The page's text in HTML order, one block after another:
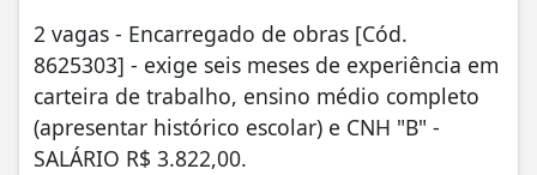
2 vagas - Encarregado de obras [Cód.
8625303] - exige seis meses de experiência em
carteira de trabalho, ensino médio completo
(apresentar histórico escolar) e CNH "B" -
SALÁRIO R$ 3.822,00.